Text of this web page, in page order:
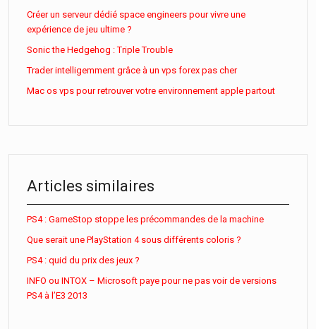
Créer un serveur dédié space engineers pour vivre une
expérience de jeu ultime ?
Sonic the Hedgehog : Triple Trouble
Trader intelligemment grâce à un vps forex pas cher
Mac os vps pour retrouver votre environnement apple partout
Articles similaires
PS4 : GameStop stoppe les précommandes de la machine
Que serait une PlayStation 4 sous différents coloris ?
PS4 : quid du prix des jeux ?
INFO ou INTOX – Microsoft paye pour ne pas voir de versions
PS4 à l’E3 2013